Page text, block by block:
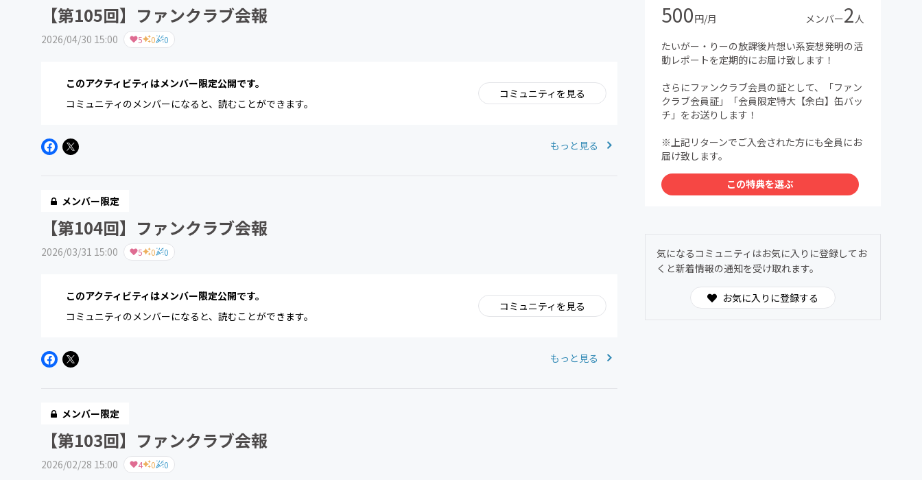
【第105回】ファンクラブ会報
2026/04/30 15:00 5 0 0
このアクティビティはメンバー限定公開です。
コミュニティのメンバーになると、読むことができます。
コミュニティを見る
もっと見る
メンバー限定
【第104回】ファンクラブ会報
2026/03/31 15:00 5 0 0
このアクティビティはメンバー限定公開です。
コミュニティのメンバーになると、読むことができます。
コミュニティを見る
もっと見る
メンバー限定
【第103回】ファンクラブ会報
2026/02/28 15:00 4 0 0
500円/月 メンバー2人
たいがー・りーの放課後片想い系妄想発明の活
動レポートを定期的にお届け致します！
さらにファンクラブ会員の証として、「ファン
クラブ会員証」「会員限定特大【余白】缶バッ
チ」をお送りします！
※上記リターンでご入会された方にも全員にお
届け致します。
この特典を選ぶ
気になるコミュニティはお気に入りに登録してお
くと新着情報の通知を受け取れます。
お気に入りに登録する